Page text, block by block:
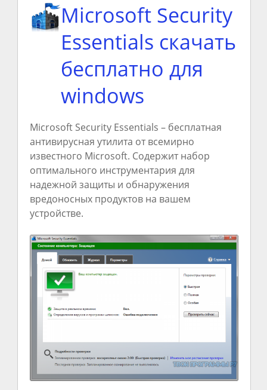
Microsoft Security
Essentials скачать
бесплатно для
windows
Microsoft Security Essentials – бесплатная
антивирусная утилита от всемирно
известного Microsoft. Содержит набор
оптимального инструментария для
надежной защиты и обнаружения
вредоносных продуктов на вашем
устройстве.